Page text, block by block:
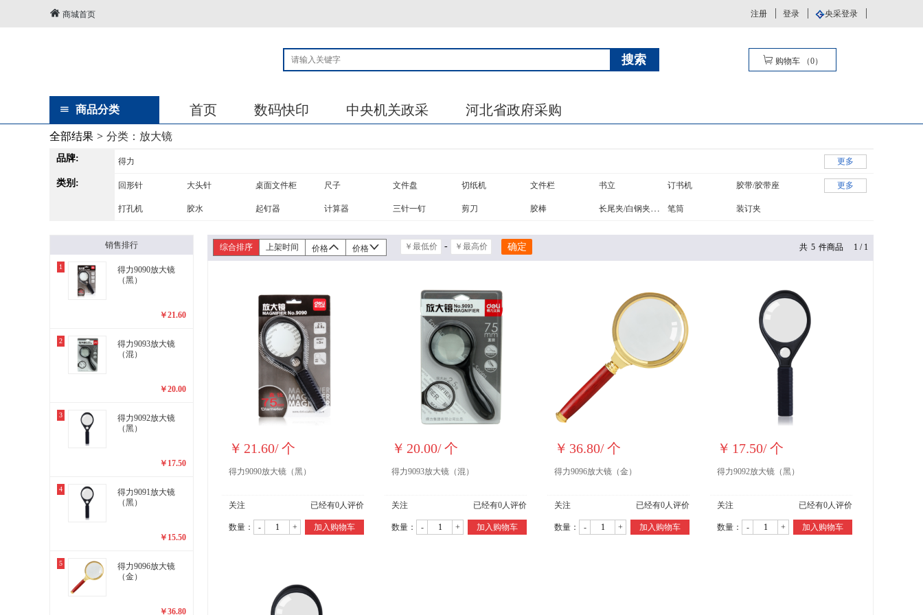
商城首页 注册 登录 央采登录
购物车 （0）
商品分类 首页 数码快印 中央机关政采 河北省政府采购
全部结果 > 分类： 放大镜
品牌: 得力 更多
类别: 回形针 大头针 桌面文件柜 尺子 文件盘 切纸机 文件栏 书立 订书机 胶带/胶带座
打孔机 胶水 起钉器 计算器 三针一钉 剪刀 胶棒 长尾夹/白钢夹/票夹 笔筒 装订夹
更多
销售排行
1
得力9090放大镜
（黑）
￥21.60
2
得力9093放大镜
（混）
￥20.00
3
得力9092放大镜
（黑）
￥ 17.50
4
得力9091放大镜
（黑）
￥ 15.50
5
得力9096放大镜
（金）
￥36.80
综合排序 上架时间 价格 价格 - 共 5 件商品 1 / 1
￥ 21.60/个
得力9090放大镜（黑）
关注 已经有0人评价
数量： - + 加入购物车
￥ 20.00/个
得力9093放大镜（混）
关注 已经有0人评价
数量： - + 加入购物车
￥ 36.80/个
得力9096放大镜（金）
关注 已经有0人评价
数量： - + 加入购物车
￥ 17.50/个
得力9092放大镜（黑）
关注 已经有0人评价
数量： - + 加入购物车